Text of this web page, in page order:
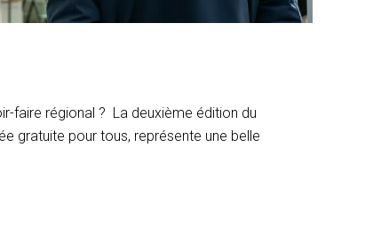
faire régional ? La deuxième édition du
gratuite pour tous, représente une belle